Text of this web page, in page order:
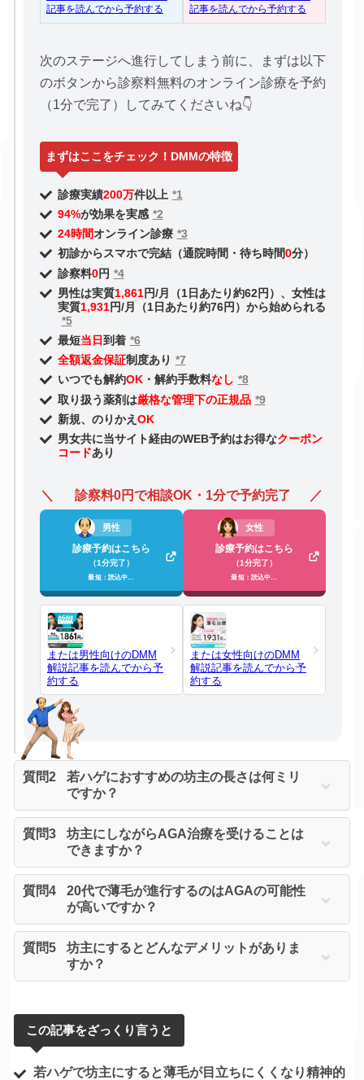
記事を読んでから予約する
記事を読んでから予約する
次のステージへ進行してしまう前に、まずは以下
のボタンから診察料無料のオンライン診療を予約
（1分で完了）してみてくださいね👇
まずはここをチェック！DMMの特徴
診療実績200万件以上 *1
94%が効果を実感 *2
24時間オンライン診療 *3
初診からスマホで完結（通院時間・待ち時間0分）
診察料0円 *4
男性は実質1,861円/月（1日あたり約62円）、女性は
実質1,931円/月（1日あたり約76円）から始められる
*5
最短当日到着 *6
全額返金保証制度あり *7
いつでも解約OK・解約手数料なし *8
取り扱う薬剤は厳格な管理下の正規品 *9
新規、のりかえ OK
男女共に当サイト経由のWEB予約はお得なクーポン
コードあり
診察料0円で相談OK・1分で予約完了
男性
診療予約はこちら
（1分完了）
最短：読込中…
または男性向けのDMM
解説記事を読んでから予
約する
女性
診療予約はこちら
（1分完了）
最短：読込中…
または女性向けのDMM
解説記事を読んでから予
約する
質問2
若ハゲにおすすめの坊主の長さは何ミリ
ですか？
質問3
坊主にしながらAGA治療を受けることは
できますか？
質問4
20代で薄毛が進行するのはAGAの可能性
が高いですか？
質問5
坊主にするとどんなデメリットがありま
すか？
この記事をざっくり言うと
若ハゲで坊主にすると薄毛が目立ちにくくなり精神的